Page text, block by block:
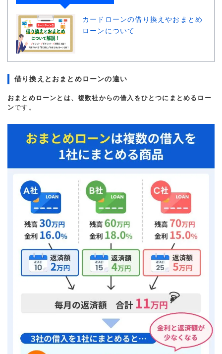
カードローンの借り換えやおまとめ
ローンについて
借り換えとおまとめローンの違い
おまとめローンとは、複数社からの借入をひとつにまとめるロー
ンです。